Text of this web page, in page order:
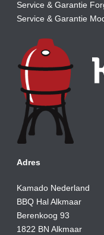
Service & Garantie
Service & Garantie
Adres
Kamado Nederland
BBQ Hal Alkmaar
Berenkoog 93
1822 BN Alkmaar